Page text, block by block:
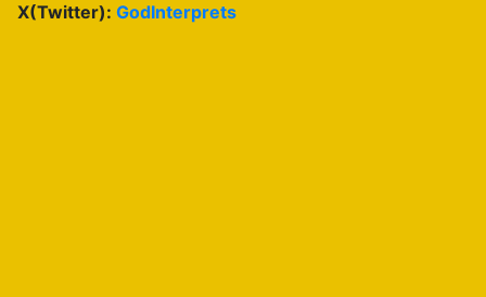
X(Twitter): GodInterprets